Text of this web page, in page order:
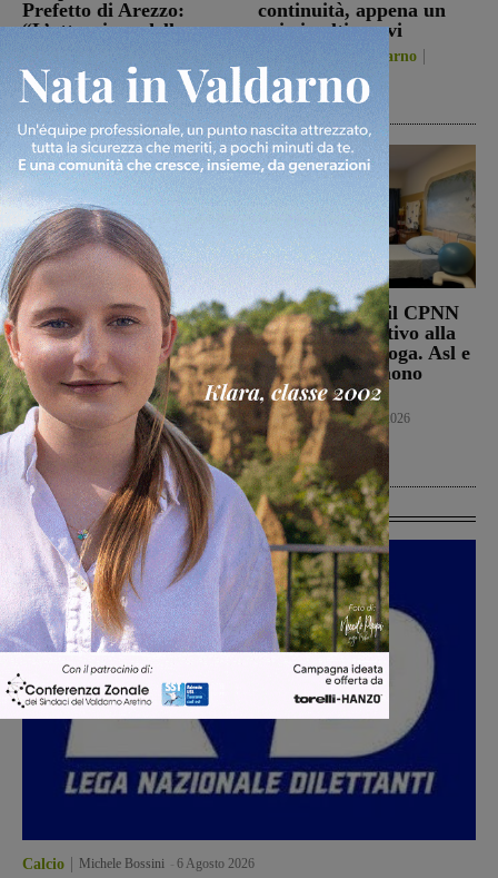
Prefetto di Arezzo:
“L’attenzione delle
vicenda resta alta”
Cronaca 6 Agosto 2026
continuità, appena un
paio i volti nuovi
San Giovanni Valdarno
6 Agosto 2026
Punto Nascita, no alla
deroga ma il Ministero
apre al monitoraggio di
sei mesi. Vadi: “Una
risposta che valutiamo
positivamente anche se
con prudenza”
Cronaca 6 Agosto 2026
Punto nascita: il CPNN
dà parere negativo alla
richiesta di deroga. Asl e
Regione esprimono
disappunto
Cronaca 6 Agosto 2026
Ultime Calcio
Calcio Michele Bossini 6 Agosto 2026